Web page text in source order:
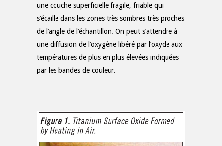
une couche superficielle fragile, friable qui
s’écaille dans les zones très sombres très proches
de l’angle de l’échantillon. On peut s’attendre à
une diffusion de l’oxygène libéré par l’oxyde aux
températures de plus en plus élevées indiquées
par les bandes de couleur.